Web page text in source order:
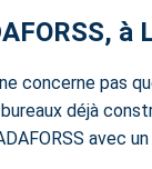
concerne pas
déjà
avec